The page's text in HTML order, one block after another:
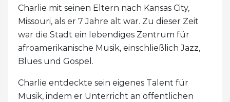
Charlie mit seinen Eltern nach Kansas City,
Missouri, als er 7 Jahre alt war. Zu dieser Zeit
war die Stadt ein lebendiges Zentrum für
afroamerikanische Musik, einschließlich Jazz,
Blues und Gospel.
Charlie entdeckte sein eigenes Talent für
Musik, indem er Unterricht an öffentlichen